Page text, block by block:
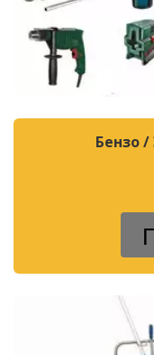
Бензо